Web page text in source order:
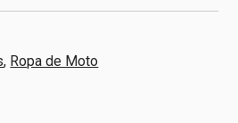
, Ropa de Moto